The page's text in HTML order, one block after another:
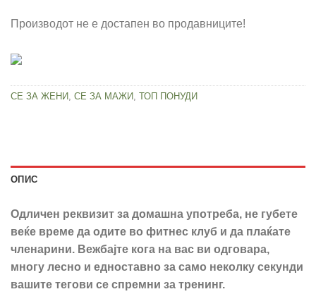
Производот не е достапен во продавниците!
СЕ ЗА ЖЕНИ СЕ ЗА МАЖИ ТОП ПОНУДИ
ОПИС
Одличен реквизит за домашна употреба, не губете
веќе време да одите во фитнес клуб и да плаќате
членарини. Вежбајте кога на вас ви одговара,
многу лесно и едноставно за само неколку секунди
вашите тегови се спремни за тренинг.